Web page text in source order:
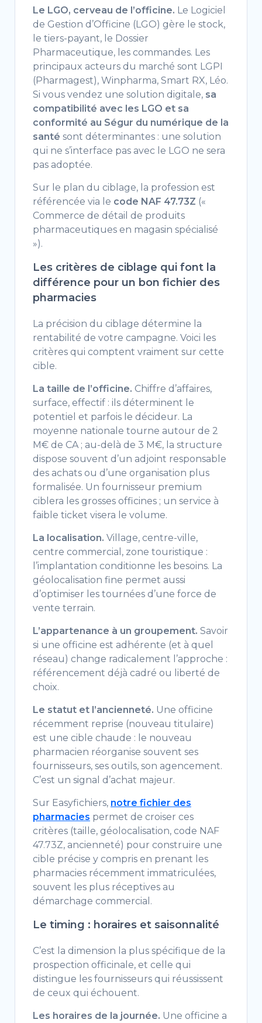
Le LGO, cerveau de l’officine. Le Logiciel
de Gestion d’Officine (LGO) gère le stock,
le tiers-payant, le Dossier
Pharmaceutique, les commandes. Les
principaux acteurs du marché sont LGPI
(Pharmagest), Winpharma, Smart RX, Léo.
Si vous vendez une solution digitale, sa
compatibilité avec les LGO et sa
conformité au Ségur du numérique de la
santé sont déterminantes : une solution
qui ne s’interface pas avec le LGO ne sera
pas adoptée.
Sur le plan du ciblage, la profession est
référencée via le code NAF 47.73Z («
Commerce de détail de produits
pharmaceutiques en magasin spécialisé
»).
Les critères de ciblage qui font la
différence pour un bon fichier des
pharmacies
La précision du ciblage détermine la
rentabilité de votre campagne. Voici les
critères qui comptent vraiment sur cette
cible.
La taille de l’officine. Chiffre d’affaires,
surface, effectif : ils déterminent le
potentiel et parfois le décideur. La
moyenne nationale tourne autour de 2
M€ de CA ; au-delà de 3 M€, la structure
dispose souvent d’un adjoint responsable
des achats ou d’une organisation plus
formalisée. Un fournisseur premium
ciblera les grosses officines ; un service à
faible ticket visera le volume.
La localisation. Village, centre-ville,
centre commercial, zone touristique :
l’implantation conditionne les besoins. La
géolocalisation fine permet aussi
d’optimiser les tournées d’une force de
vente terrain.
L’appartenance à un groupement. Savoir
si une officine est adhérente (et à quel
réseau) change radicalement l’approche :
référencement déjà cadré ou liberté de
choix.
Le statut et l’ancienneté. Une officine
récemment reprise (nouveau titulaire)
est une cible chaude : le nouveau
pharmacien réorganise souvent ses
fournisseurs, ses outils, son agencement.
C’est un signal d’achat majeur.
Sur Easyfichiers, notre fichier des
pharmacies permet de croiser ces
critères (taille, géolocalisation, code NAF
47.73Z, ancienneté) pour construire une
cible précise y compris en prenant les
pharmacies récemment immatriculées,
souvent les plus réceptives au
démarchage commercial.
Le timing : horaires et saisonnalité
C’est la dimension la plus spécifique de la
prospection officinale, et celle qui
distingue les fournisseurs qui réussissent
de ceux qui échouent.
Les horaires de la journée. Une officine a